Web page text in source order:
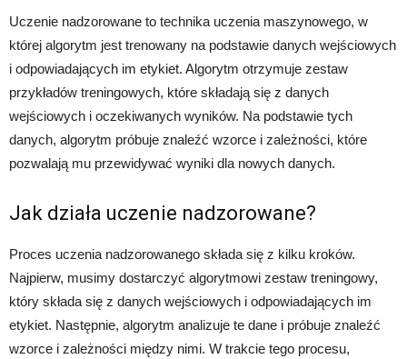
Uczenie nadzorowane to technika uczenia maszynowego, w
której algorytm jest trenowany na podstawie danych wejściowych
i odpowiadających im etykiet. Algorytm otrzymuje zestaw
przykładów treningowych, które składają się z danych
wejściowych i oczekiwanych wyników. Na podstawie tych
danych, algorytm próbuje znaleźć wzorce i zależności, które
pozwalają mu przewidywać wyniki dla nowych danych.
Jak działa uczenie nadzorowane?
Proces uczenia nadzorowanego składa się z kilku kroków.
Najpierw, musimy dostarczyć algorytmowi zestaw treningowy,
który składa się z danych wejściowych i odpowiadających im
etykiet. Następnie, algorytm analizuje te dane i próbuje znaleźć
wzorce i zależności między nimi. W trakcie tego procesu,